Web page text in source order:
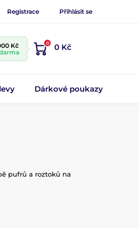
Registrace Přihlásit se
Kč
0 0 Kč
Dárkové poukazy
pufrů a roztoků na